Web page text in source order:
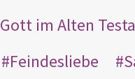
Gott im Alten
Feindesliebe